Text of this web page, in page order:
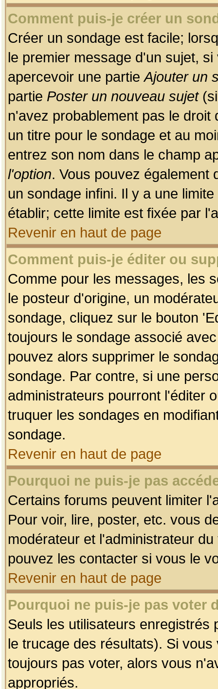
Comment puis-je créer un
Créer un sondage est facile;
le premier message d'un sujet,
apercevoir une partieAjouter un
partie Poster un nouveau sujet(si
n'avez probablement pas le
un titre pour le sondage et au
entrez son nom dans le champ
l'option. Vous pouvez également
un sondage infini. Il y a une
établir; cette limite est fixée par
Revenir en haut de page
Comment puis-je éditer ou
Comme pour les messages, les
le posteur d'origine, un
sondage, cliquez sur le bouton
toujours le sondage associé
pouvez alors supprimer le
sondage. Par contre, si une
administrateurs pourront l'éditer
truquer les sondages en
sondage.
Revenir en haut de page
Pourquoi ne puis-je pas
Certains forums peuvent limiter
Pour voir, lire, poster, etc. vous
modérateur et l'administrateur
pouvez les contacter si vous le
Revenir en haut de page
Pourquoi ne puis-je pas voter
Seuls les utilisateurs enregistrés
le trucage des résultats). Si
toujours pas voter, alors vous
appropriés.